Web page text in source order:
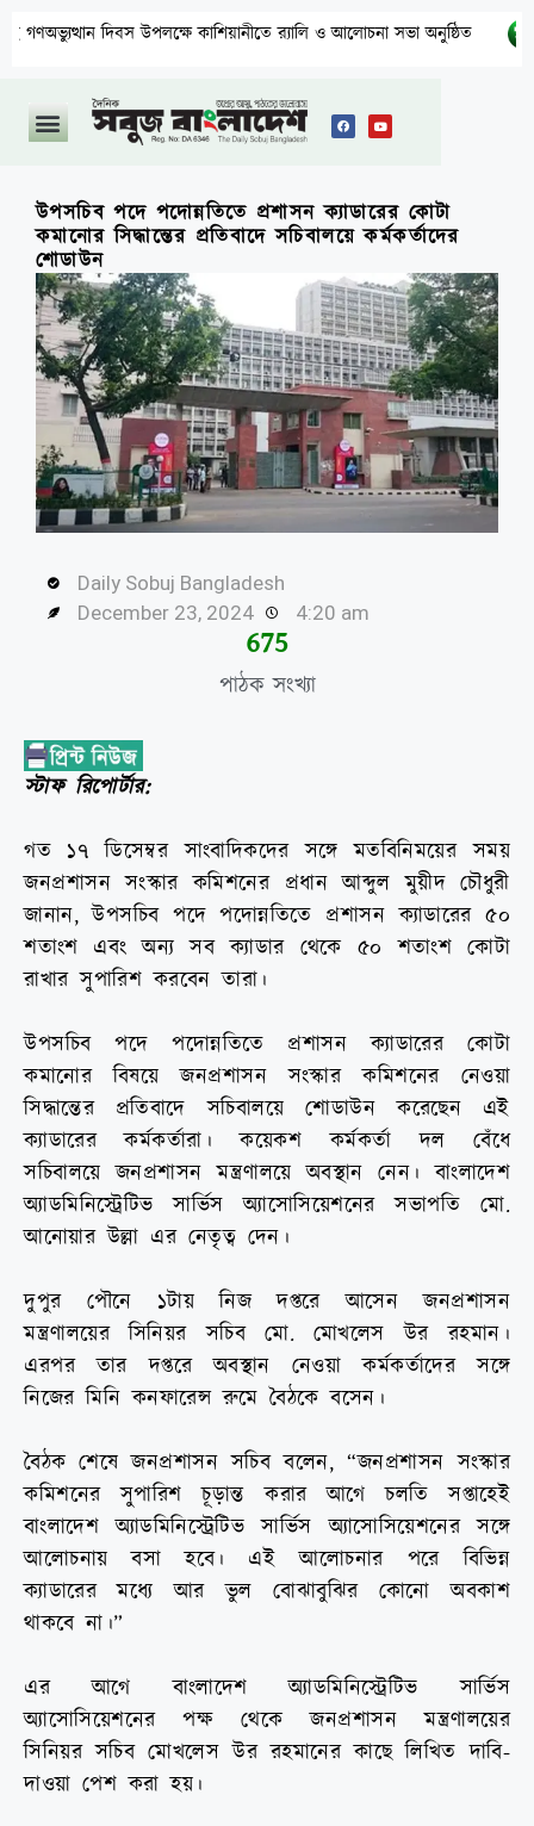
দিবস উপলক্ষে কাশিয়ানীতে র‍্যালি ও আলোচনা সভা অনুষ্ঠিত
উপসচিব পদে পদোন্নতিতে প্রশাসন ক্যাডারের কোটা
কমানোর সিদ্ধান্তের প্রতিবাদে সচিবালয়ে কর্মকর্তাদের
শোডাউন
Daily Sobuj Bangladesh
December 23, 2024
4:20 am
পাঠক সংখ্যা
680
স্টাফ রিপোর্টার:
গত ১৭ ডিসেম্বর সাংবাদিকদের সঙ্গে মতবিনিময়ের সময়
জনপ্রশাসন সংস্কার কমিশনের প্রধান আব্দুল মুয়ীদ চৌধুরী
জানান, উপসচিব পদে পদোন্নতিতে প্রশাসন ক্যাডারের ৫০
শতাংশ এবং অন্য সব ক্যাডার থেকে ৫০ শতাংশ কোটা
রাখার সুপারিশ করবেন তারা।
উপসচিব পদে পদোন্নতিতে প্রশাসন ক্যাডারের কোটা
কমানোর বিষয়ে জনপ্রশাসন সংস্কার কমিশনের নেওয়া
সিদ্ধান্তের প্রতিবাদে সচিবালয়ে শোডাউন করেছেন এই
ক্যাডারের কর্মকর্তারা। কয়েকশ কর্মকর্তা দল বেঁধে
সচিবালয়ে জনপ্রশাসন মন্ত্রণালয়ে অবস্থান নেন। বাংলাদেশ
অ্যাডমিনিস্ট্রেটিভ সার্ভিস অ্যাসোসিয়েশনের সভাপতি মো.
আনোয়ার উল্লা এর নেতৃত্ব দেন।
দুপুর পৌনে ১টায় নিজ দপ্তরে আসেন জনপ্রশাসন
মন্ত্রণালয়ের সিনিয়র সচিব মো. মোখলেস উর রহমান।
এরপর তার দপ্তরে অবস্থান নেওয়া কর্মকর্তাদের সঙ্গে
নিজের মিনি কনফারেন্স রুমে বৈঠকে বসেন।
বৈঠক শেষে জনপ্রশাসন সচিব বলেন, “জনপ্রশাসন সংস্কার
কমিশনের সুপারিশ চূড়ান্ত করার আগে চলতি সপ্তাহেই
বাংলাদেশ অ্যাডমিনিস্ট্রেটিভ সার্ভিস অ্যাসোসিয়েশনের সঙ্গে
আলোচনায় বসা হবে। এই আলোচনার পরে বিভিন্ন
ক্যাডারের মধ্যে আর ভুল বোঝাবুঝির কোনো অবকাশ
থাকবে না।”
এর আগে বাংলাদেশ অ্যাডমিনিস্ট্রেটিভ সার্ভিস
অ্যাসোসিয়েশনের পক্ষ থেকে জনপ্রশাসন মন্ত্রণালয়ের
সিনিয়র সচিব মোখলেস উর রহমানের কাছে লিখিত দাবি-
দাওয়া পেশ করা হয়।